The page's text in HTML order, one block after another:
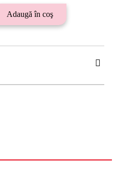
PENTRU PLATA CU